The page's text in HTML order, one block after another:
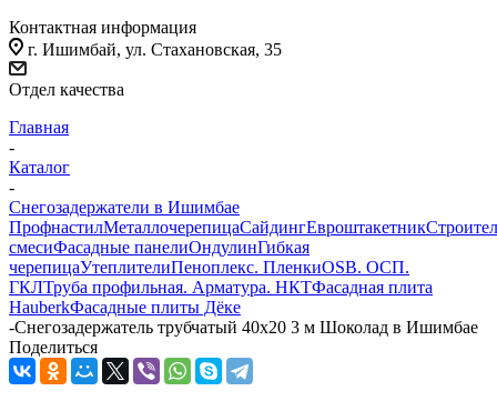
Контактная информация
г. Ишимбай, ул. Стахановская, 35
Отдел качества
Главная
-
Каталог
-
Снегозадержатели в Ишимбае
ПрофнастилМеталлочерепицаСайдингЕвроштакетник
смесиФасадные панелиОндулинГибкая
черепицаУтеплителиПеноплекс. ПленкиOSB. ОСП.
ГКЛТруба профильная. Арматура. НКТФасадная плита
HauberkФасадные плиты Дёке
-Снегозадержатель трубчатый 40х20 3 м Шоколад в Ишимбае
Поделиться